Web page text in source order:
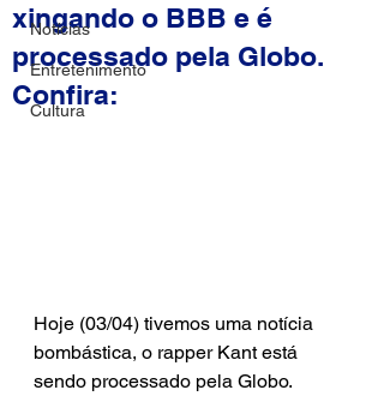
Notícias
Entretenimento
Cultura
xingando o BBB e é
processado pela Globo.
Confira:
Hoje (03/04) tivemos uma notícia
bombástica, o rapper Kant está
sendo processado pela Globo.